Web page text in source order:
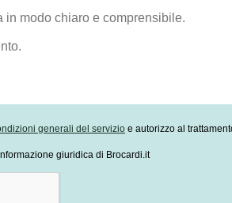
generali del servizio e autorizzo al
giuridica di Brocardi.it